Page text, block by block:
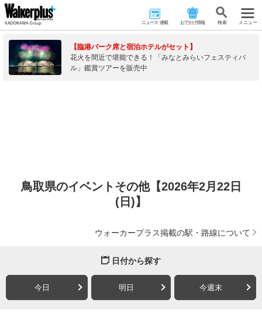
ニュース･連載 おでかけ情報 検 索 メニュー
【臨港パーク席と宿泊ホテルがセット】
花火を間近で堪能できる！「みなとみらいフェスティバ
ル」鑑賞ツアーを販売中
鳥取県のイベントその他【2026年2月22日
(日)】
ウォーカープラス掲載の駅・路線について
日付から探す
今日 明日 今週末